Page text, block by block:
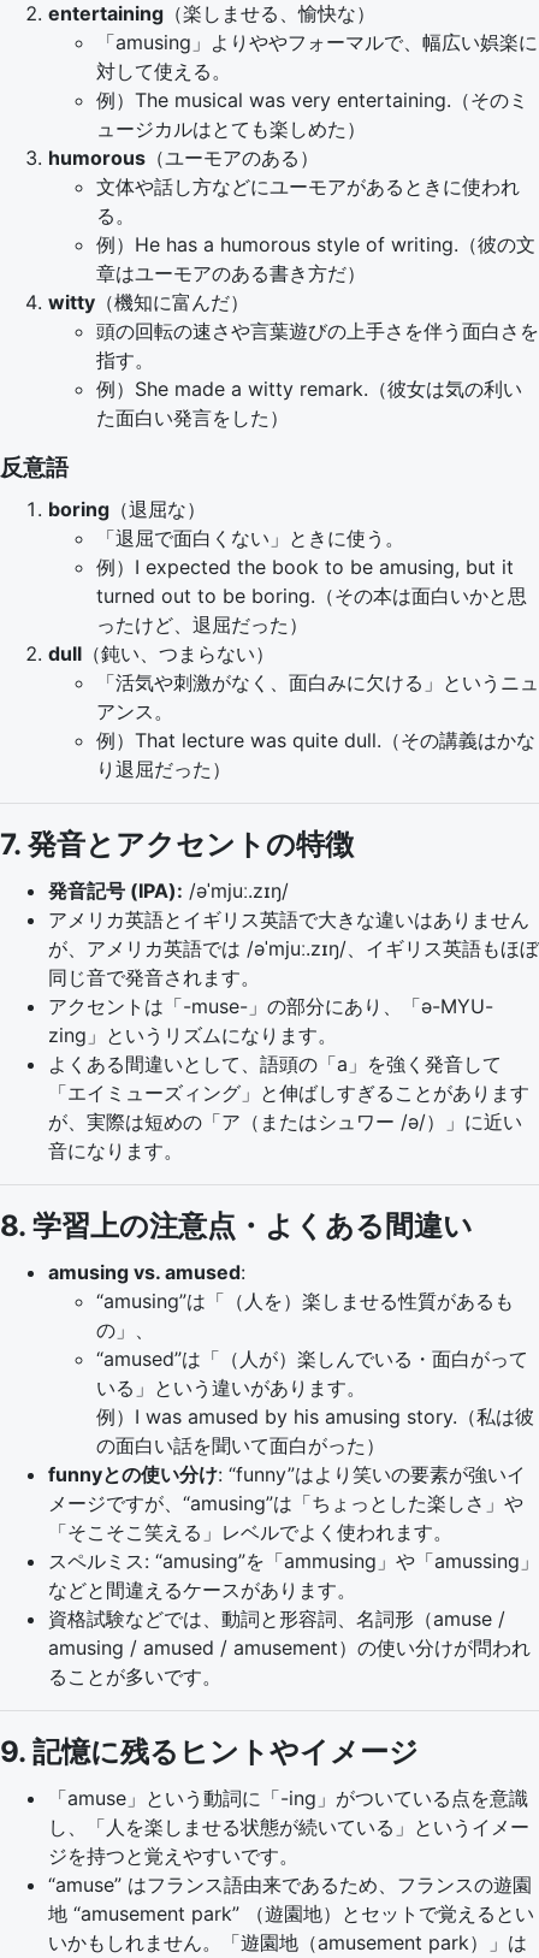
entertaining （楽しませる、愉快な）
「amusing」よりややフォーマルで、幅広い娯楽に
対して使える。
例）The musical was very entertaining.（そのミ
ュージカルはとても楽しめた）
humorous （ユーモアのある）
文体や話し方などにユーモアがあるときに使われ
る。
例）He has a humorous style of writing.（彼の文
章はユーモアのある書き方だ）
witty （機知に富んだ）
頭の回転の速さや言葉遊びの上手さを伴う面白さを
指す。
例）She made a witty remark.（彼女は気の利い
た面白い発言をした）
反意語
boring （退屈な）
「退屈で面白くない」ときに使う。
例）I expected the book to be amusing, but it
turned out to be boring.（その本は面白いかと思
ったけど、退屈だった）
dull （鈍い、つまらない）
「活気や刺激がなく、面白みに欠ける」というニュ
アンス。
例）That lecture was quite dull.（その講義はかな
り退屈だった）
7. 発音とアクセントの特徴
発音記号 (IPA): /əˈmjuː.zɪŋ/
アメリカ英語とイギリス英語で大きな違いはありません
が、アメリカ英語では /əˈmjuː.zɪŋ/、イギリス英語もほぼ
同じ音で発音されます。
アクセントは「-muse-」の部分にあり、「ə-MYU-
zing」というリズムになります。
よくある間違いとして、語頭の「a」を強く発音して
「エイミューズィング」と伸ばしすぎることがあります
が、実際は短めの「ア（またはシュワー /ə/）」に近い
音になります。
8. 学習上の注意点・よくある間違い
amusing vs. amused:
“amusing”は「（人を）楽しませる性質があるも
の」、
“amused”は「（人が）楽しんでいる・面白がって
いる」という違いがあります。
例）I was amused by his amusing story.（私は彼
の面白い話を聞いて面白がった）
funnyとの使い分け: “funny”はより笑いの要素が強いイ
メージですが、“amusing”は「ちょっとした楽しさ」や
「そこそこ笑える」レベルでよく使われます。
スペルミス: “amusing”を「ammusing」や「amussing」
などと間違えるケースがあります。
資格試験などでは、動詞と形容詞、名詞形（amuse /
amusing / amused / amusement）の使い分けが問われ
ることが多いです。
9. 記憶に残るヒントやイメージ
「amuse」という動詞に「-ing」がついている点を意識
し、「人を楽しませる状態が続いている」というイメー
ジを持つと覚えやすいです。
“amuse” はフランス語由来であるため、フランスの遊園
地 “amusement park” （遊園地）とセットで覚えるとい
いかもしれません。「遊園地（amusement park）」は